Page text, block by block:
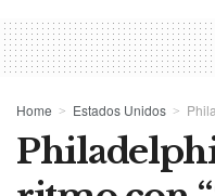
Home Estados Unidos